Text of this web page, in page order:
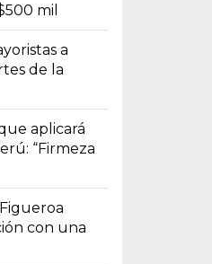
mil
a
de la
aplicará
“Firmeza
con una